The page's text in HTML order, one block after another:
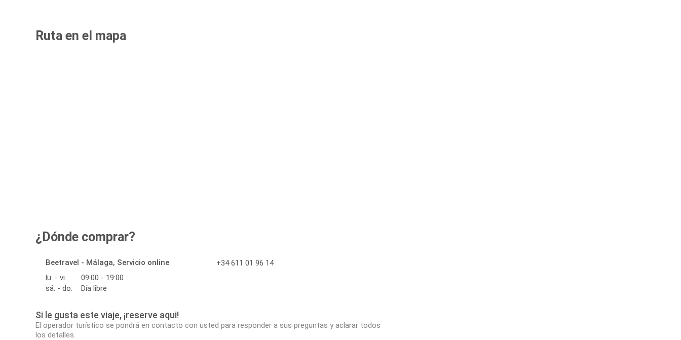
Ruta en el mapa
¿Dónde comprar?
Beetravel - Málaga, Servicio online
lu. - vi.
09:00 - 19:00
sá. - do.
Día libre
+34 611 01 96 14
Si le gusta este viaje, ¡reserve aqui!
El operador turístico se pondrá en contacto con usted para responder a sus preguntas y aclarar todos
los detalles.